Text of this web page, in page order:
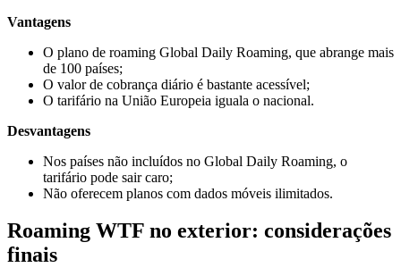
Vantagens
O plano de roaming Global Daily Roaming, que abrange mais
de 100 países;
O valor de cobrança diário é bastante acessível;
O tarifário na União Europeia iguala o nacional.
Desvantagens
Nos países não incluídos no Global Daily Roaming, o
tarifário pode sair caro;
Não oferecem planos com dados móveis ilimitados.
Roaming WTF no exterior: considerações
finais